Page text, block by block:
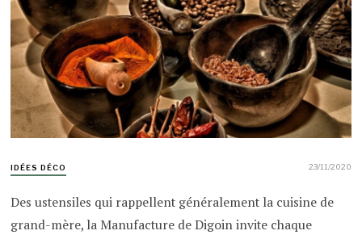
IDÉES DÉCO 23/11/2020
Des ustensiles qui rappellent généralement la cuisine de
grand-mère, la Manufacture de Digoin invite chaque